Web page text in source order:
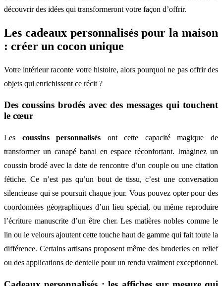
découvrir des idées qui transformeront votre façon d’offrir.
Les cadeaux personnalisés pour la maison
: créer un cocon unique
Votre intérieur raconte votre histoire, alors pourquoi ne pas offrir des
objets qui enrichissent ce récit ?
Des coussins brodés avec des messages qui touchent
le cœur
Les coussins personnalisés ont cette capacité magique de
transformer un canapé banal en espace réconfortant. Imaginez un
coussin brodé avec la date de rencontre d’un couple ou une citation
fétiche. Ce n’est pas qu’un bout de tissu, c’est une conversation
silencieuse qui se poursuit chaque jour. Vous pouvez opter pour des
coordonnées géographiques d’un lieu spécial, ou même reproduire
l’écriture manuscrite d’un être cher. Les matières nobles comme le
lin ou le velours ajoutent cette touche haut de gamme qui fait toute la
différence. Certains artisans proposent même des broderies en relief
ou des applications de dentelle pour un rendu vraiment exceptionnel.